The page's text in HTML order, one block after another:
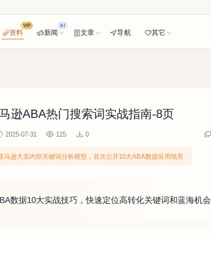
资料
VIP
新闻
AI
文章 导航 其它
逊ABA热门搜索词实战指南-8页
2025-07-31 125 0
马逊大卖内部关键词分析模型，首次公开10大ABA数据应用场景
数据10大实战技巧，快速定位高转化关键词和蓝海机会